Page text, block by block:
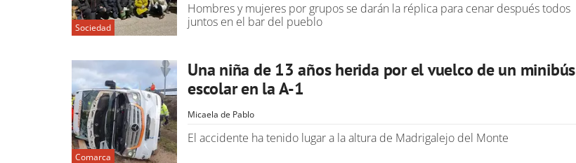
Sociedad
Hombres y mujeres por grupos se darán la réplica para cenar después todos
juntos en el bar del pueblo
Comarca
Una niña de 13 años herida por el vuelco de un minibús
escolar en la A-1
Micaela de Pablo
El accidente ha tenido lugar a la altura de Madrigalejo del Monte